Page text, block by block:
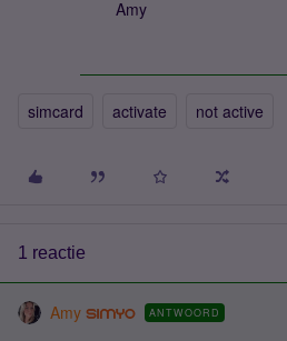
Amy
simcard activate not active
1 reactie
Amy ANTWOORD